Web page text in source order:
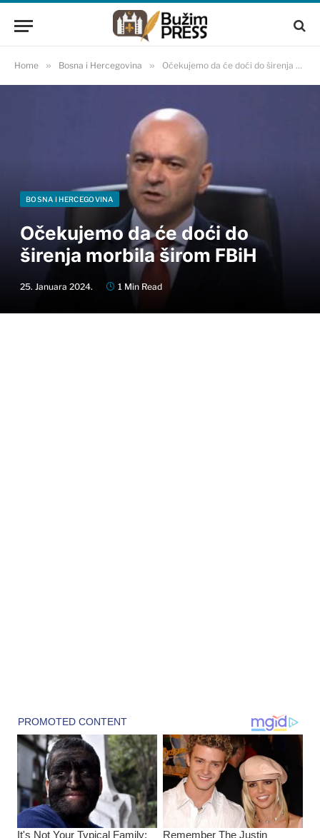
Home » Bosna i Hercegovina » Očekujemo da će doći do širenja morbila širom FBiH
BOSNA I HERCEGOVINA
Očekujemo da će doći do
širenja morbila širom FBiH
25. Januara 2024. 1 Min Read